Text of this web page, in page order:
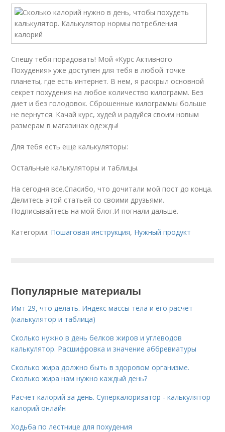
Спешу тебя порадовать! Мой «Курс Активного
Похудения» уже доступен для тебя в любой точке
планеты, где есть интернет. В нем, я раскрыл основной
секрет похудения на любое количество килограмм. Без
диет и без голодовок. Сброшенные килограммы больше
не вернутся. Качай курс, худей и радуйся своим новым
размерам в магазинах одежды!
Для тебя есть еще калькуляторы:
Остальные калькуляторы и таблицы.
На сегодня все.Спасибо, что дочитали мой пост до конца.
Делитесь этой статьей со своими друзьями.
Подписывайтесь на мой блог.И погнали дальше.
Категории: Пошаговая инструкция, Нужный продукт
Популярные материалы
Имт 29, что делать. Индекс массы тела и его расчет
(калькулятор и таблица)
Сколько нужно в день белков жиров и углеводов
калькулятор. Расшифровка и значение аббревиатуры
Сколько жира должно быть в здоровом организме.
Сколько жира нам нужно каждый день?
Расчет калорий за день. Суперкалоризатор - калькулятор
калорий онлайн
Ходьба по лестнице для похудения